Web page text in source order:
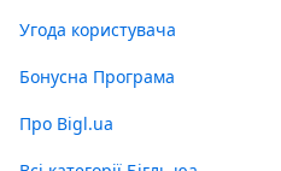
Угода користувача
Бонусна Програма
Про Bigl.ua